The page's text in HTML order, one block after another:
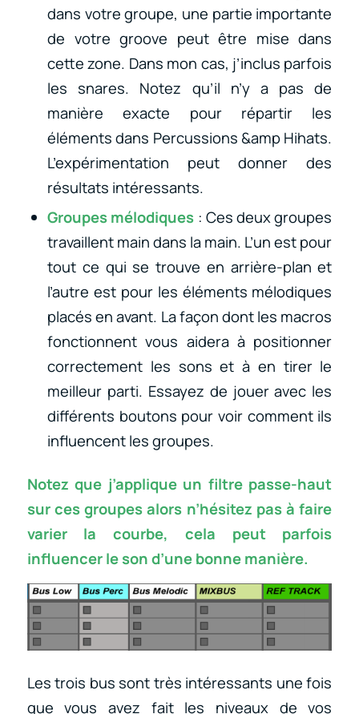
dans votre groupe, une partie importante
de votre groove peut être mise dans
cette zone. Dans mon cas, j’inclus parfois
les snares. Notez qu’il n’y a pas de
manière exacte pour répartir les
éléments dans Percussions &amp Hihats.
L’expérimentation peut donner des
résultats intéressants.
Groupes mélodiques : Ces deux groupes
travaillent main dans la main. L’un est pour
tout ce qui se trouve en arrière-plan et
l’autre est pour les éléments mélodiques
placés en avant. La façon dont les macros
fonctionnent vous aidera à positionner
correctement les sons et à en tirer le
meilleur parti. Essayez de jouer avec les
différents boutons pour voir comment ils
influencent les groupes.
Notez que j’applique un filtre passe-haut
sur ces groupes alors n’hésitez pas à faire
varier la courbe, cela peut parfois
influencer le son d’une bonne manière.
Les trois bus sont très intéressants une fois
que vous avez fait les niveaux de vos